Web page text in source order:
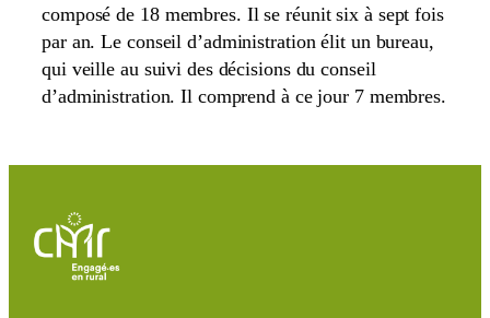
composé de 18 membres. Il se réunit six à sept fois
par an. Le conseil d’administration élit un bureau,
qui veille au suivi des décisions du conseil
d’administration. Il comprend à ce jour 7 membres.